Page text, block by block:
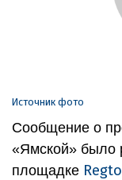
Источник фото
Сообщение о
«Ямской» было
площадке